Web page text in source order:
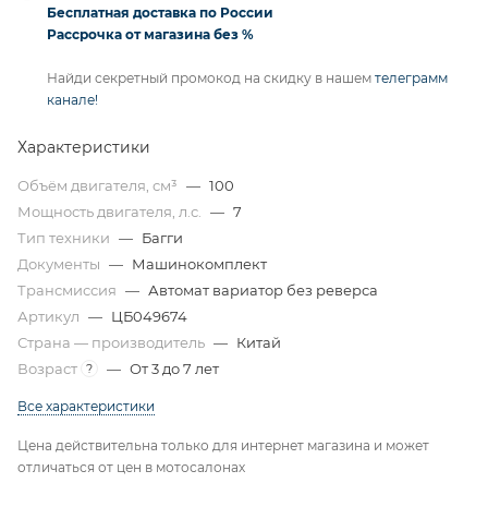
Бесплатная доставка по России
Рассрочка от магазина без %
Найди секретный промокод на скидку в нашем телеграмм
канале!
Характеристики
Объём двигателя, см³ — 100
Мощность двигателя, л.с.
— 7
Тип техники — Багги
Документы — Машинокомплект
Трансмиссия — Автомат вариатор без реверса
Артикул — ЦБ049674
Страна — производитель — Китай
Возраст ? — От 3 до 7 лет
Все характеристики
Цена действительна только для интернет магазина и может
отличаться от цен в мотосалонах